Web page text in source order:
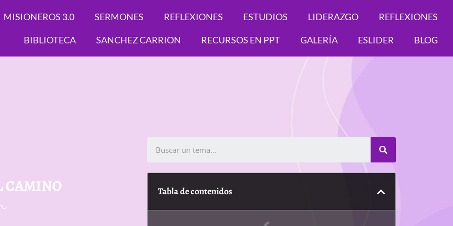
MISIONEROS 3.0 SERMONES REFLEXIONES ESTUDIOS LIDERAZGO REFLEXIONES
BIBLIOTECA SANCHEZ CARRION RECURSOS EN PPT GALERÍA ESLIDER BLOG
CAMINO
Search
Tabla de contenidos